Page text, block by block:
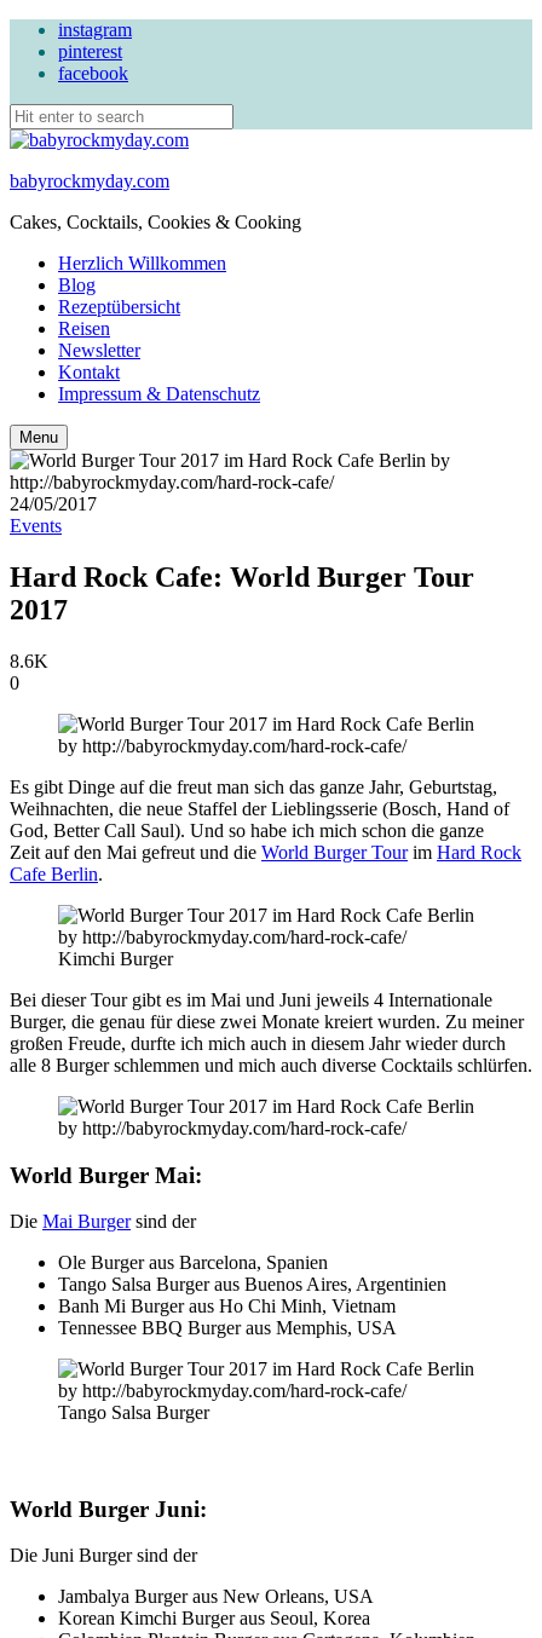
instagram
pinterest
facebook
babyrockmyday.com
Cakes, Cocktails, Cookies & Cooking
Herzlich Willkommen
Blog
Rezeptübersicht
Reisen
Newsletter
Kontakt
Impressum & Datenschutz
Search
Menu
24/05/2017
Events
Hard Rock Cafe: World Burger Tour
2017
8.6K
0
Es gibt Dinge auf die freut man sich das ganze Jahr, Geburtstag,
Weihnachten, die neue Staffel der Lieblingsserie (Bosch, Hand of
God, Better Call Saul). Und so habe ich mich schon die ganze
Zeit auf den Mai gefreut und die World Burger Tourim Hard Rock
Cafe Berlin.
Kimchi Burger
Bei dieser Tour gibt es im Mai und Juni jeweils 4 Internationale
Burger, die genau für diese zwei Monate kreiert wurden. Zu meiner
großen Freude, durfte ich mich auch in diesem Jahr wieder durch
alle 8 Burger schlemmen und mich auch diverse Cocktails schlürfen.
World Burger Mai:
Die Mai Burgersind der
Ole Burger aus Barcelona, Spanien
Tango Salsa Burger aus Buenos Aires, Argentinien
Banh Mi Burger aus Ho Chi Minh, Vietnam
Tennessee BBQ Burger aus Memphis, USA
Tango Salsa Burger
World Burger Juni:
Die Juni Burger sind der
Jambalya Burger aus New Orleans, USA
Korean Kimchi Burger aus Seoul, Korea